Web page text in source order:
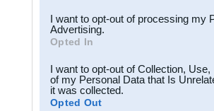
I want to opt-out of processing my
Advertising.
Opted In
I want to opt-out of Collection,
of my Personal Data that Is
it was collected.
Opted Out